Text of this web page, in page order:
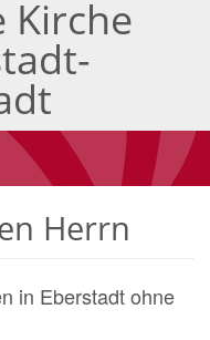
Kirche
Herrn
in Eberstadt ohne